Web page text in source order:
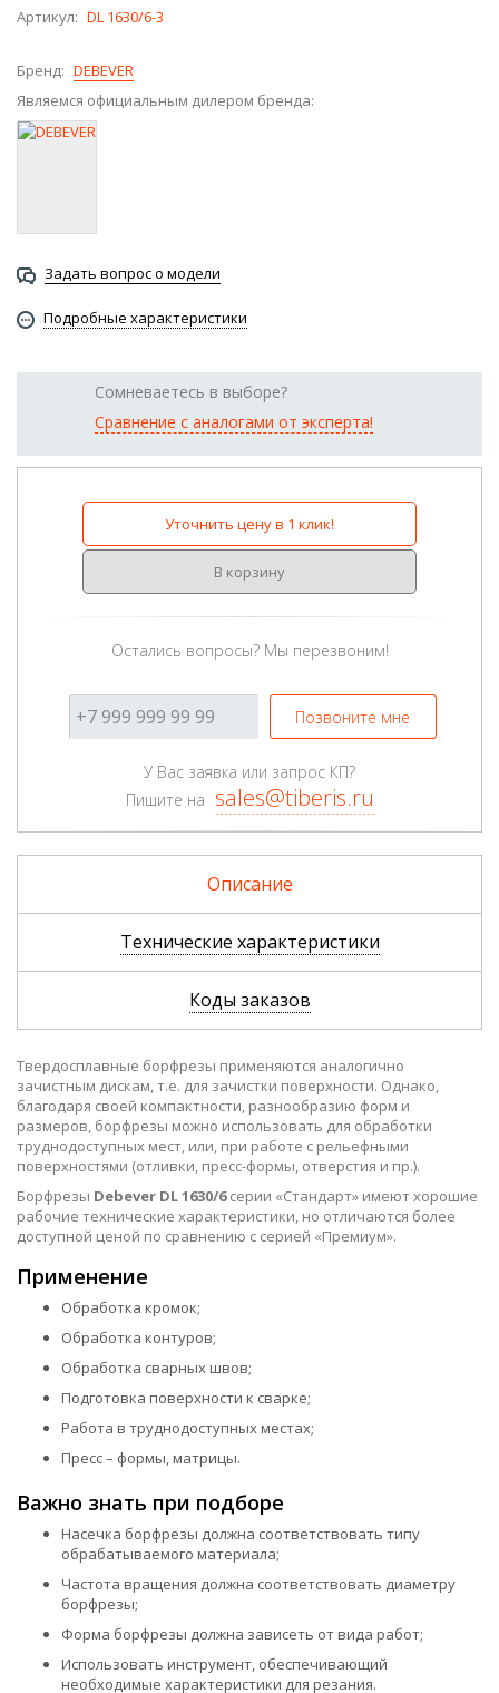
Артикул: DL 1630/6-3
Бренд: DEBEVER
Являемся официальным дилером бренда:
Задать вопрос о модели
Подробные характеристики
Сомневаетесь в выборе?
Сравнение с аналогами от эксперта!
Уточнить цену в 1 клик!
В корзину
Остались вопросы? Мы перезвоним!
Позвоните мне
У Вас заявка или запрос КП?
Пишите на sales@tiberis.ru
Описание
Технические характеристики
Коды заказов
Твердосплавные борфрезы применяются аналогично
зачистным дискам, т.е. для зачистки поверхности. Однако,
благодаря своей компактности, разнообразию форм и
размеров, борфрезы можно использовать для обработки
труднодоступных мест, или, при работе с рельефными
поверхностями (отливки, пресс-формы, отверстия и пр.).
Борфрезы Debever DL 1630/6серии «Стандарт» имеют хорошие
рабочие технические характеристики, но отличаются более
доступной ценой по сравнению с серией «Премиум».
Применение
Обработка кромок;
Обработка контуров;
Обработка сварных швов;
Подготовка поверхности к сварке;
Работа в труднодоступных местах;
Пресс – формы, матрицы.
Важно знать при подборе
Насечка борфрезы должна соответствовать типу
обрабатываемого материала;
Частота вращения должна соответствовать диаметру
борфрезы;
Форма борфрезы должна зависеть от вида работ;
Использовать инструмент, обеспечивающий
необходимые характеристики для резания.